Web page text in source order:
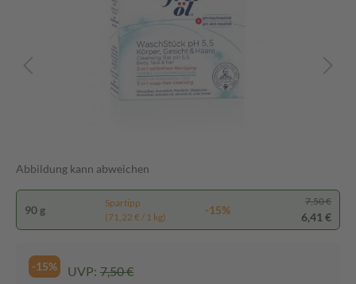
Abbildung kann abweichen
90 g
Spartipp
(71,22 € / 1 kg)
-15%
7,50 €
6,41 €
-15% UVP: 7,50 €